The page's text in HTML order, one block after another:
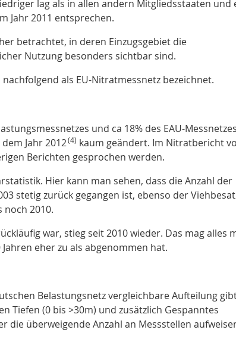
lag als in allen andern Mitgliedsstaaten und
Jahr 2011 entsprechen.
betrachtet, in deren Einzugsgebiet die
Nutzung besonders sichtbar sind.
als EU-Nitratmessnetz bezeichnet.
und ca 18% des EAU-
Jahr 2012(4) kaum geändert. Im Nitratbericht
Berichten gesprochen werden.
Hier kann man sehen, dass die Anzahl der
stetig zurück gegangen ist, ebenso der
noch 2010.
war, stieg seit 2010 wieder. Das mag alles
eher zu als abgenommen hat.
Belastungsnetz vergleichbare Aufteilung
(0 bis >30m) und zusätzlich Gespanntes
überweigende Anzahl an Messstellen